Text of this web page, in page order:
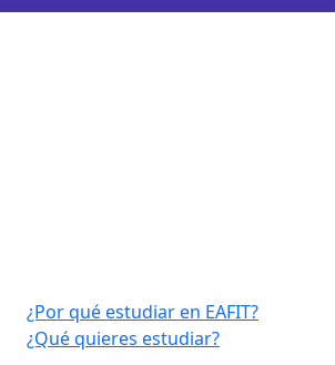
¿Por qué estudiar en EAFIT?
¿Qué quieres estudiar?